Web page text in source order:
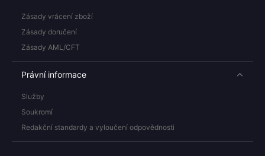
Zásady vrácení zboží
Zásady doručení
Zásady AML/CFT
Právní informace
Služby
Soukromí
Redakční standardy a vyloučení odpovědnosti